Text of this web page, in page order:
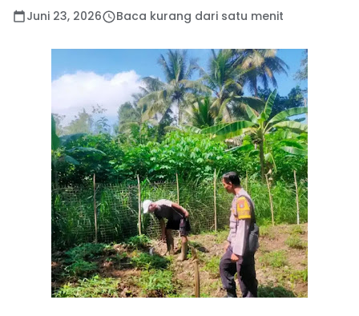
Juni 23, 2026 Baca kurang dari satu menit